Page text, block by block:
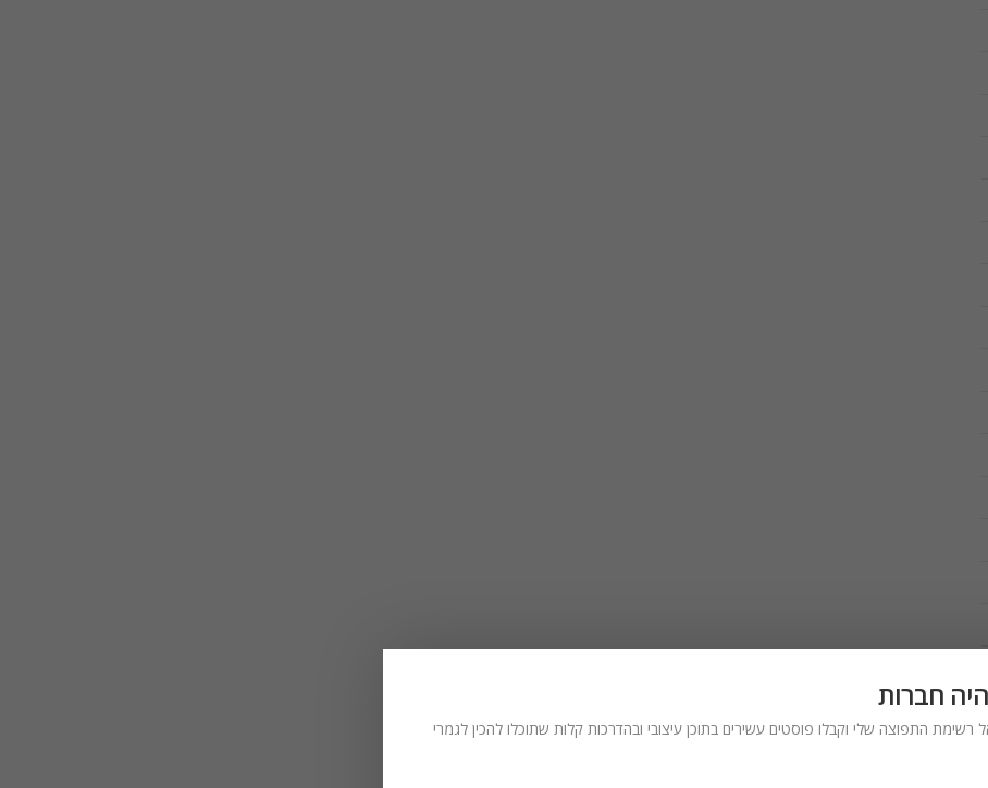
חברות
רשימת התפוצה שלי וקבלו פוסטים עשירים בתוכן עיצובי ובהדרכות קלות שתוכלו להכין לגמרי